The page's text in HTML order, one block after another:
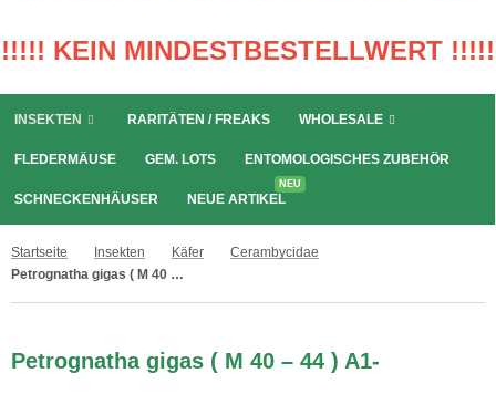
!!!!! KEIN MINDESTBESTELLWERT !!!!!
INSEKTEN RARITÄTEN / FREAKS WHOLESALE
FLEDERMÄUSE GEM. LOTS ENTOMOLOGISCHES ZUBEHÖR
SCHNECKENHÄUSER NEUE ARTIKEL
NEU
Startseite Insekten Käfer
Cerambycidae
Petrognatha gigas ( M 40 – 44 ) A1-
Petrognatha gigas ( M 40 – 44 ) A1-